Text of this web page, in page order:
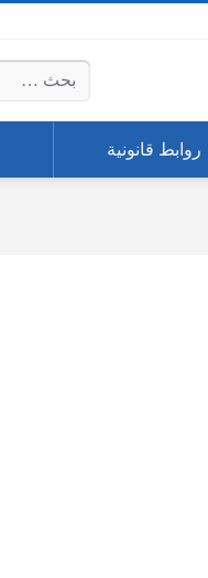
البحث عن:
روابط قانونية